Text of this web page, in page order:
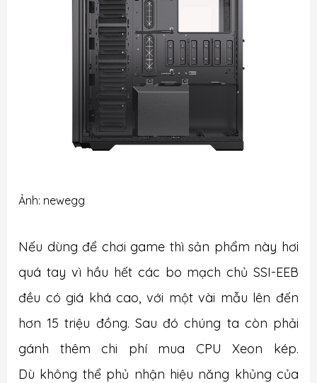
Ảnh: newegg
Nếu dùng để chơi game thì sản phẩm này hơi
quá tay vì hầu hết các bo mạch chủ SSI-EEB
đều có giá khá cao, với một vài mẫu lên đến
hơn 15 triệu đồng. Sau đó chúng ta còn phải
gánh thêm chi phí mua CPU Xeon kép.
Dù không thể phủ nhận hiệu năng khủng của